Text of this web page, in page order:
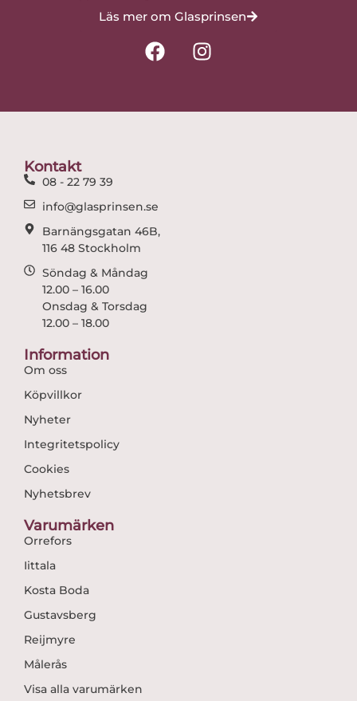
Läs mer om Glasprinsen
F
a
I
n
Kontakt
08 - 22 79 39
info@glasprinsen.se
Barnängsgatan 46B,
116 48 Stockholm
Söndag & Måndag
12.00 – 16.00
Onsdag & Torsdag
12.00 – 18.00
Information
Om oss
Köpvillkor
Nyheter
Integritetspolicy
Cookies
Nyhetsbrev
Varumärken
Orrefors
Iittala
Kosta Boda
Gustavsberg
Reijmyre
Målerås
Visa alla varumärken